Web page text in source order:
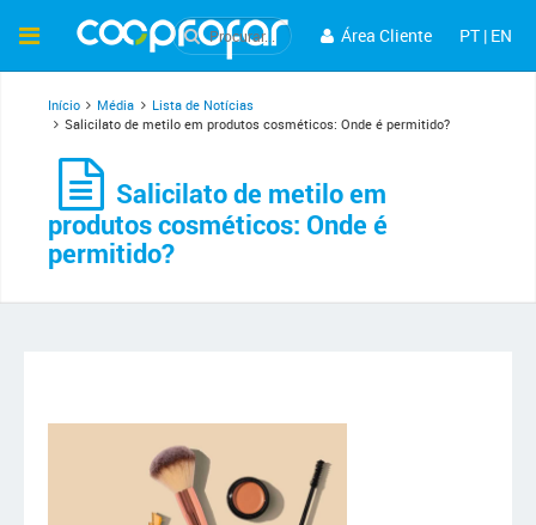
Área Cliente PT | EN
Início Média
Lista de Notícias
Salicilato de metilo em produtos cosméticos: Onde é permitido?
Salicilato de metilo em
produtos cosméticos: Onde é
permitido?